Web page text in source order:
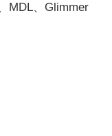
MDL、Glimmer